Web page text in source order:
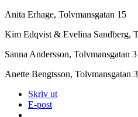
Anita Erhage, Tolvmansgatan 15
Kim Edqvist & Evelina Sandberg,
Sanna Andersson, Tolvmansgatan
Anette Bengtsson, Tolvmansgatan
Skriv ut
E-post